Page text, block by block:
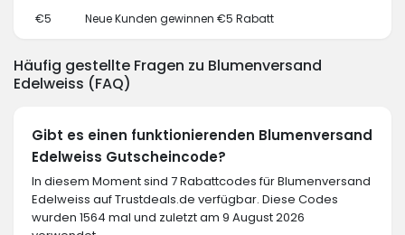
€5 Neue Kunden gewinnen €5 Rabatt
Häufig gestellte Fragen zu Blumenversand
Edelweiss (FAQ)
Gibt es einen funktionierenden Blumenversand
Edelweiss Gutscheincode?
In diesem Moment sind 7 Rabattcodes für Blumenversand
Edelweiss auf Trustdeals.de verfügbar. Diese Codes
wurden 1564 mal und zuletzt am 9 August 2026